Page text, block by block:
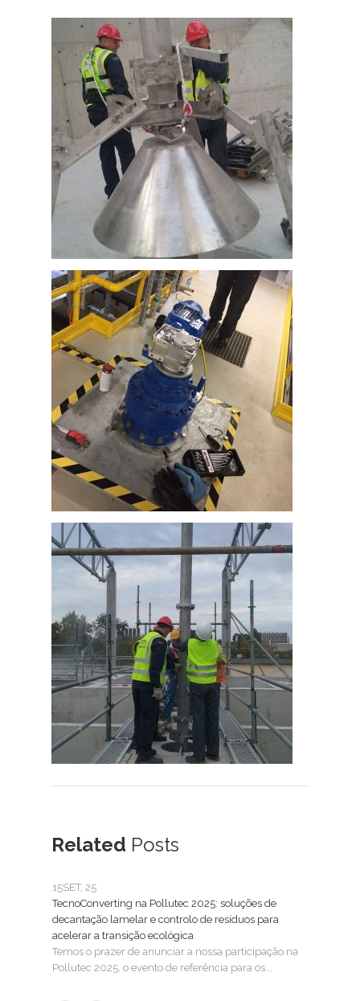
Related Posts
15SET, 25
TecnoConverting na Pollutec 2025: soluções de
decantação lamelar e controlo de resíduos para
acelerar a transição ecológica
Temos o prazer de anunciar a nossa participação na
Pollutec 2025, o evento de referência para os...